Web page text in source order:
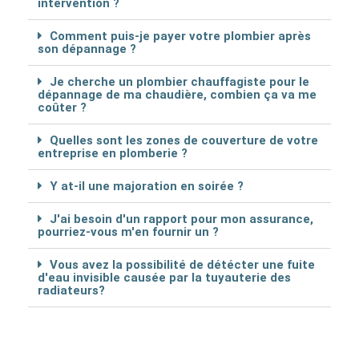
intervention ?
Comment puis-je payer votre plombier après
son dépannage ?
Je cherche un plombier chauffagiste pour le
dépannage de ma chaudière, combien ça va me
coûter ?
Quelles sont les zones de couverture de votre
entreprise en plomberie ?
Y at-il une majoration en soirée ?
J'ai besoin d'un rapport pour mon assurance,
pourriez-vous m'en fournir un ?
Vous avez la possibilité de détécter une fuite
d'eau invisible causée par la tuyauterie des
radiateurs?